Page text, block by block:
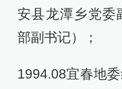
安县龙潭乡党委
部副书记）；
1994.08宜春地